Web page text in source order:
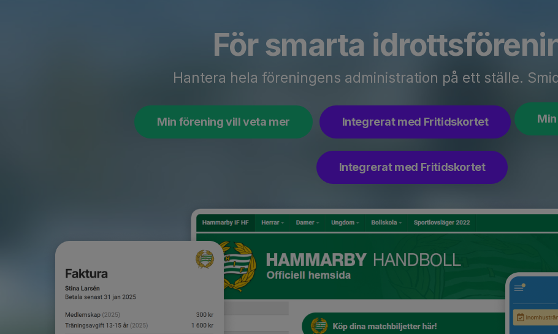
För smarta
Hantera hela föreningens administration på ett ställe.
Min förening vill veta mer Integrerat med Fritidskortet
Integrerat med Fritidskortet